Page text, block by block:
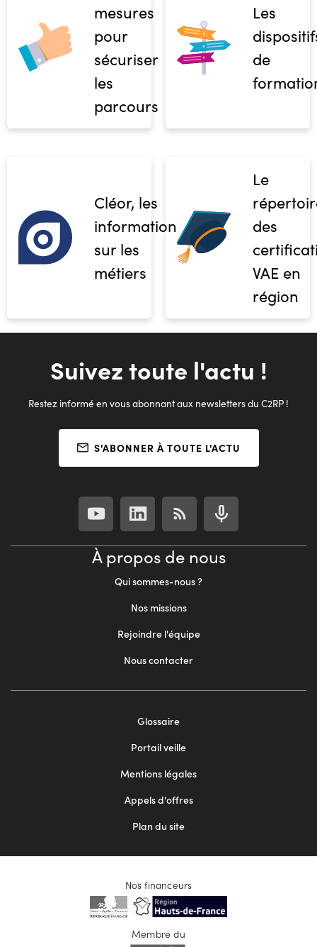
mesures
pour
sécuriser
les
parcours
Les
de
Cléor, les
informations
sur les
métiers
Le
des
VAE en
région
Suivez toute l'actu !
Restez informé en vous abonnant aux newsletters du C2RP !
S'ABONNER À TOUTE L'ACTU
À propos de nous
Qui sommes-nous ?
Nos missions
Rejoindre l'équipe
Nous contacter
Glossaire
Portail veille
Mentions légales
Appels d'offres
Plan du site
Nos financeurs
Membre du